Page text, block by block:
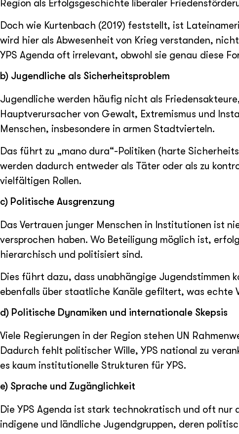
Region als Erfolgsgeschichte liberaler
Doch wie Kurtenbach (2019) feststellt, ist
wird hier als Abwesenheit von Krieg verstanden,
YPS Agenda oft irrelevant, obwohl sie genau diese
b) Jugendliche als Sicherheitsproblem
Jugendliche werden häufig nicht als
Hauptverursacher von Gewalt, Extremismus und
Menschen, insbesondere in armen Stadtvierteln.
Das führt zu „mano dura“-Politiken (harte
werden dadurch entweder als Täter oder als zu
vielfältigen Rollen.
c) Politische Ausgrenzung
Das Vertrauen junger Menschen in Institutionen ist
versprochen haben. Wo Beteiligung möglich ist,
hierarchisch und politisiert sind.
Dies führt dazu, dass unabhängige
ebenfalls über staatliche Kanäle gefiltert, was echte
d) Politische Dynamiken und internationale Skepsis
Viele Regierungen in der Region stehen UN
Dadurch fehlt politischer Wille, YPS national zu
es kaum institutionelle Strukturen für YPS.
e) Sprache und Zugänglichkeit
Die YPS Agenda ist stark technokratisch und oft
indigene und ländliche Jugendgruppen, deren